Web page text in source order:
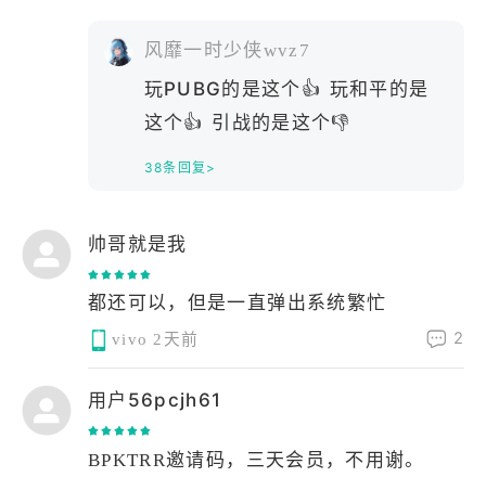
泪水打湿旧封锁，不见当年老鼠人！
泪水打湿旧封锁，不见当年三图神！
泪水打湿旧封锁，不见当年扶贫人！
泪水打湿旧封锁，不见当年的我们！
哪有什么保护装备，而是卡嘉冒着枪林弹
风靡一时少侠wvz7
玩PUBG的是这个👍 玩和平的是
这个👍 引战的是这个👎
38条回复>
帅哥就是我
都还可以，但是一直弹出系统繁忙
vivo 2天前 2
用户56pcjh61
BPKTRR邀请码，三天会员，不用谢。